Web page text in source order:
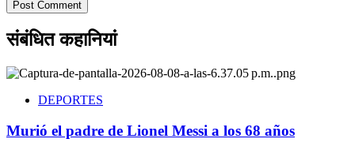
संबंधित कहानियां
DEPORTES
Murió el padre de Lionel Messi a los 68 años